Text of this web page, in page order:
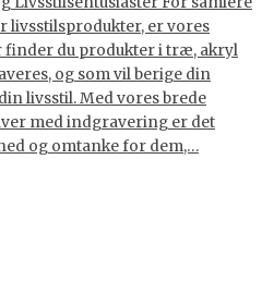
livsstilsprodukter, er vores
finder du produkter i træ, akryl
og som vil berige din
livsstil. Med vores brede
med indgravering er det
og omtanke for dem,…